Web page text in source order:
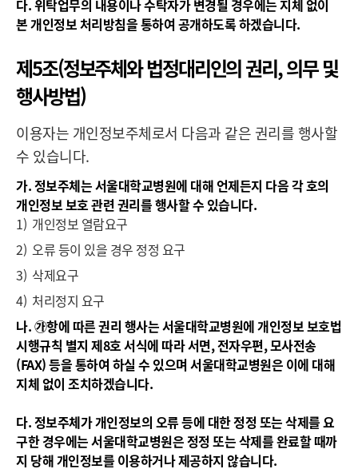
다. 위탁업무의 내용이나 수탁자가 변경될 경우에는 지체 없이
본 개인정보 처리방침을 통하여 공개하도록 하겠습니다.
제5조(정보주체와 법정대리인의 권리, 의무 및
행사방법)
이용자는 개인정보주체로서 다음과 같은 권리를 행사할
수 있습니다.
가. 정보주체는 서울대학교병원에 대해 언제든지 다음 각 호의
개인정보 보호 관련 권리를 행사할 수 있습니다.
1) 개인정보 열람요구
2) 오류 등이 있을 경우 정정 요구
3) 삭제요구
4) 처리정지 요구
나. ㉮항에 따른 권리 행사는 서울대학교병원에 개인정보 보호법
시행규칙 별지 제8호 서식에 따라 서면, 전자우편, 모사전송
(FAX) 등을 통하여 하실 수 있으며 서울대학교병원은 이에 대해
지체 없이 조치하겠습니다.
다. 정보주체가 개인정보의 오류 등에 대한 정정 또는 삭제를 요
구한 경우에는 서울대학교병원은 정정 또는 삭제를 완료할 때까
지 당해 개인정보를 이용하거나 제공하지 않습니다.